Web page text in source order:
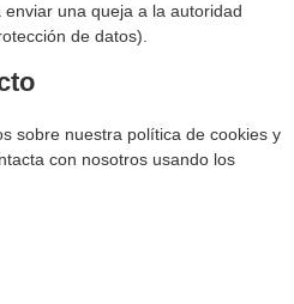
una queja a la autoridad
de datos).
sobre nuestra política de cookies y
con nosotros usando los